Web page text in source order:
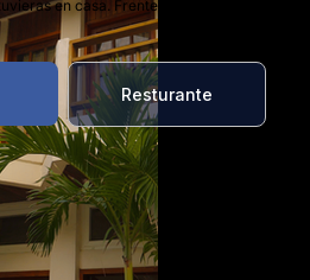
en casa. Frente al mar y en el
Resturante